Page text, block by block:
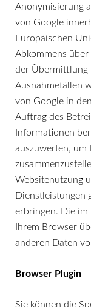
Anonymisierung
von Google
Europäischen
Abkommens
der Übermittlung
Ausnahmefällen
von Google in
Auftrag des
Informationen
auszuwerten, um
Websitenutzung
Dienstleistungen
erbringen. Die im
Ihrem Browser
anderen Daten
Browser Plugin
Sie können die